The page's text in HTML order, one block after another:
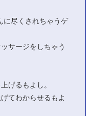
に尽くされちゃうゲ
サージをしちゃう
げるもよし。
てわからせるもよ